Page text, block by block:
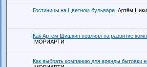
Гостиницы на Цветном бульваре Артём
Как Артем Шишкин повлиял на развитие
МОРИАРТИ
Как выбрать компанию для аренды бытовки